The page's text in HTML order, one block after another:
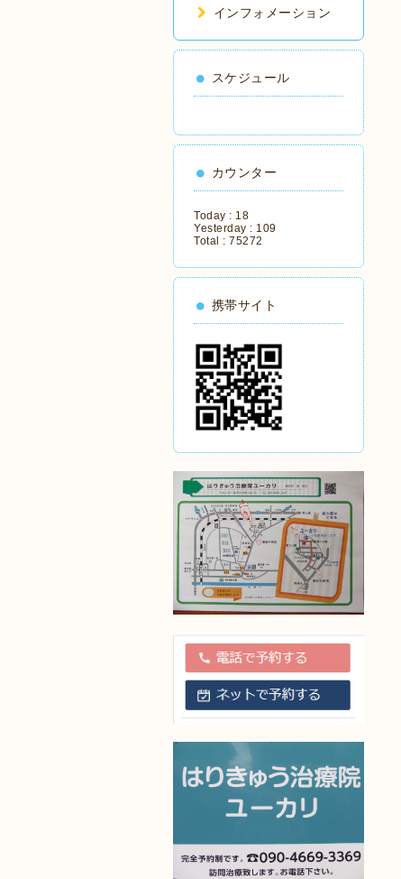
インフォメーション
スケジュール
カウンター
Today : 18
Yesterday : 109
Total : 75272
携帯サイト